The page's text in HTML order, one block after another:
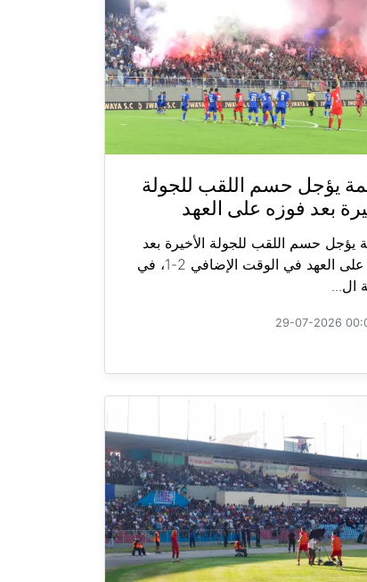
يؤجل حسم اللقب للجولة
بعد فوزه على العهد
يؤجل حسم اللقب للجولة الأخيرة بعد
فوزه على العهد في الوقت الإضافي 2-1، في
ال...
29-07-2026